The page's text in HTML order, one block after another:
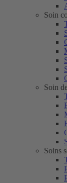
Soin
Soin
Soins